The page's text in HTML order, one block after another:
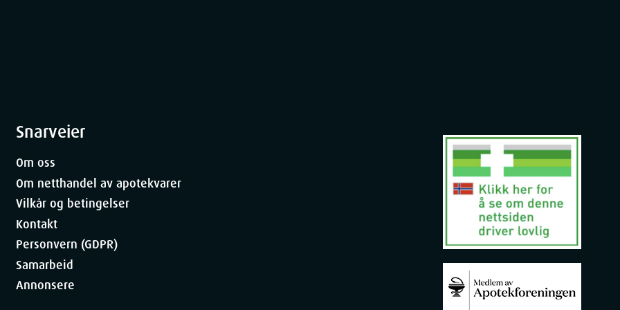
og en jevn hudoverflate.
Med sin unike formel og SPF 15, gir
å se frisk og ungdommelig ut. Opplev
50 ml
Snarveier
Om oss
Om netthandel av apotekvarer
Vilkår og betingelser
Kontakt
Personvern (GDPR)
Samarbeid
Annonsere